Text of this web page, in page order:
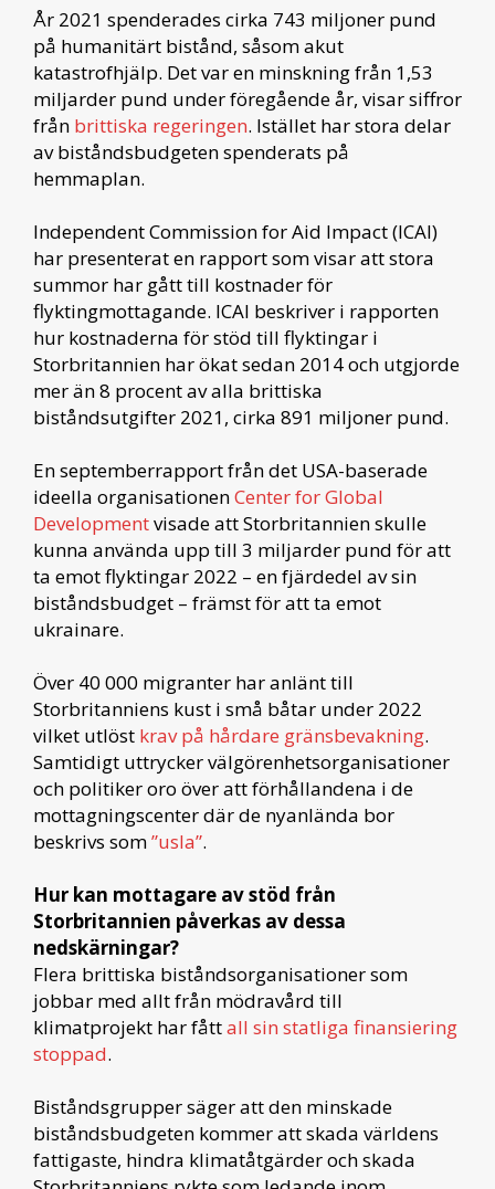
År 2021 spenderades cirka 743 miljoner pund
på humanitärt bistånd, såsom akut
katastrofhjälp. Det var en minskning från 1,53
miljarder pund under föregående år, visar siffror
från brittiska regeringen. Istället har stora delar
av biståndsbudgeten spenderats på
hemmaplan.
Independent Commission for Aid Impact (ICAI)
har presenterat en rapport som visar att stora
summor har gått till kostnader för
flyktingmottagande. ICAI beskriver i rapporten
hur kostnaderna för stöd till flyktingar i
Storbritannien har ökat sedan 2014 och utgjorde
mer än 8 procent av alla brittiska
biståndsutgifter 2021, cirka 891 miljoner pund.
En septemberrapport från det USA-baserade
ideella organisationenCenter for Global
Developmentvisade att Storbritannien skulle
kunna använda upp till 3 miljarder pund för att
ta emot flyktingar 2022 – en fjärdedel av sin
biståndsbudget – främst för att ta emot
ukrainare.
Över 40 000 migranter har anlänt till
Storbritanniens kust i små båtar under 2022
vilket utlöst krav på hårdare gränsbevakning.
Samtidigt uttrycker välgörenhetsorganisationer
och politiker oro över att förhållandena i de
mottagningscenter där de nyanlända bor
beskrivs som”usla”.
Hur kan mottagare av stöd från
Storbritannien påverkas av dessa
nedskärningar?
Flera brittiska biståndsorganisationer som
jobbar med allt från mödravård till
klimatprojekt har fåttall sin statliga finansiering
stoppad.
Biståndsgrupper säger att den minskade
biståndsbudgeten kommer att skada världens
fattigaste, hindra klimatåtgärder och skada